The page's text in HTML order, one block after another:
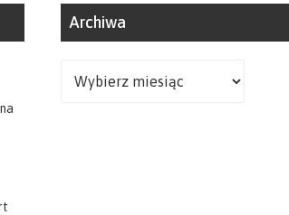
Archiwa